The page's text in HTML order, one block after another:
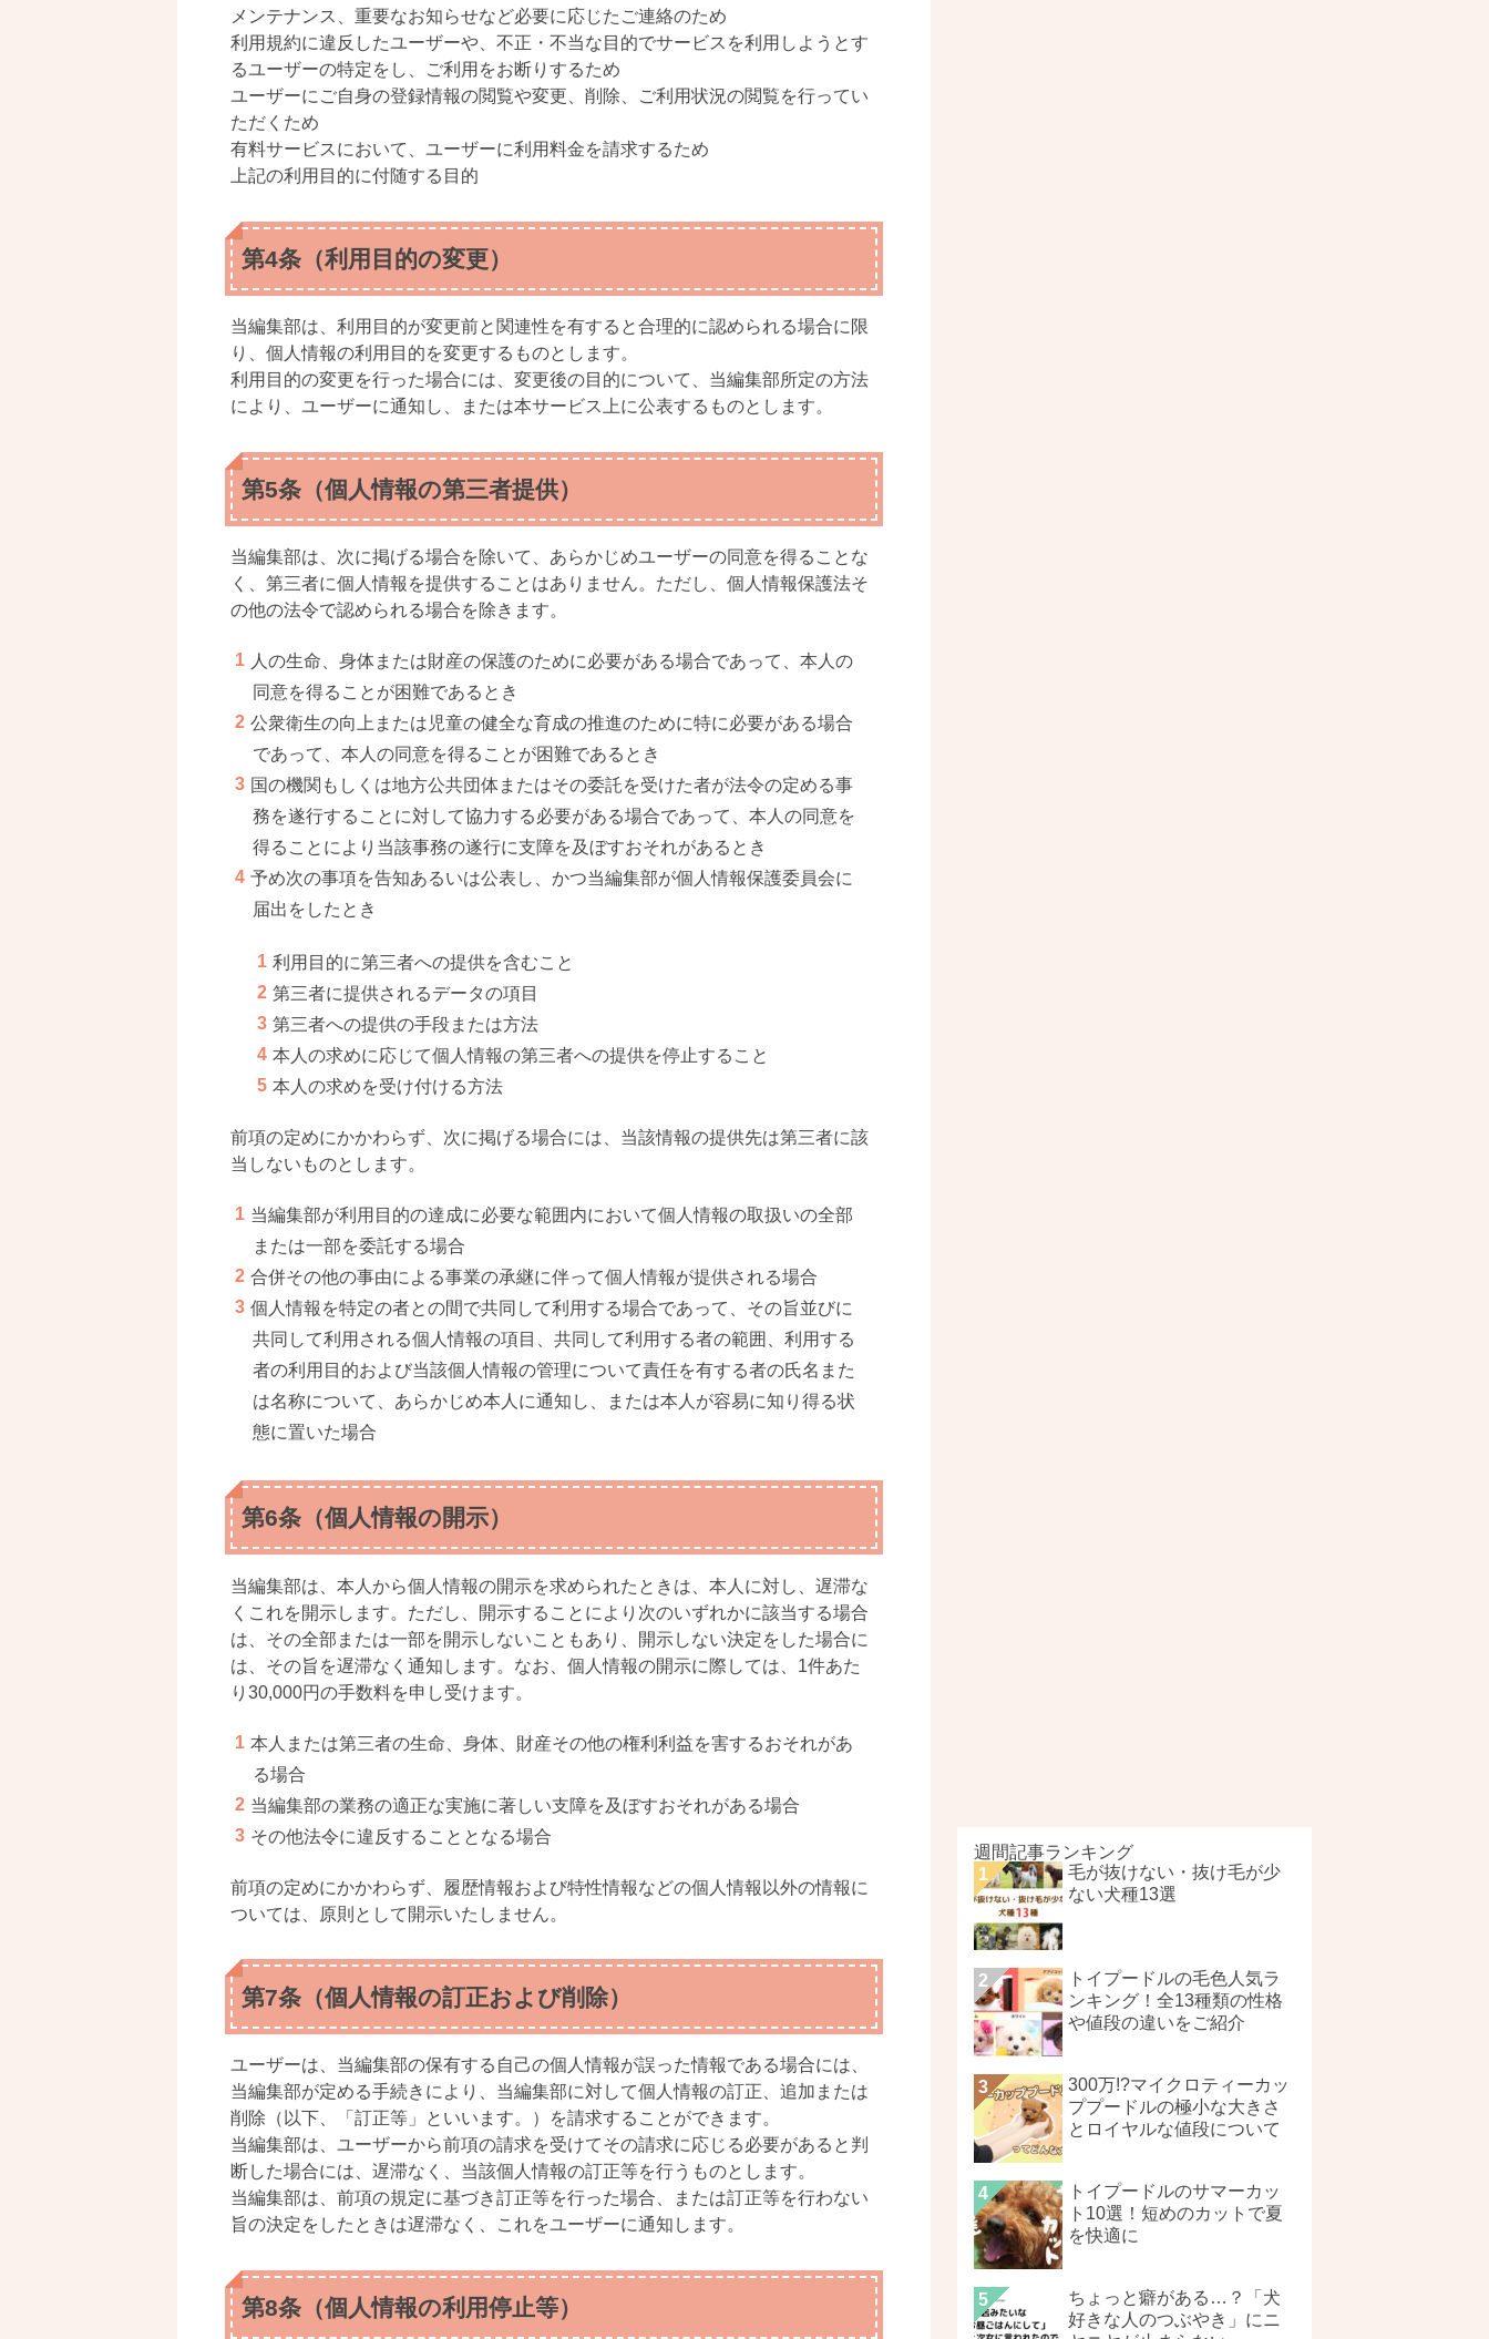
メンテナンス、重要なお知らせなど必要に応じたご連絡のため
利用規約に違反したユーザーや、不正・不当な目的でサービスを利用しようとす
るユーザーの特定をし、ご利用をお断りするため
ユーザーにご自身の登録情報の閲覧や変更、削除、ご利用状況の閲覧を行ってい
ただくため
有料サービスにおいて、ユーザーに利用料金を請求するため
上記の利用目的に付随する目的
第4条（利用目的の変更）
当編集部は、利用目的が変更前と関連性を有すると合理的に認められる場合に限
り、個人情報の利用目的を変更するものとします。
利用目的の変更を行った場合には、変更後の目的について、当編集部所定の方法
により、ユーザーに通知し、または本サービス上に公表するものとします。
第5条（個人情報の第三者提供）
当編集部は、次に掲げる場合を除いて、あらかじめユーザーの同意を得ることな
く、第三者に個人情報を提供することはありません。ただし、個人情報保護法そ
の他の法令で認められる場合を除きます。
人の生命、身体または財産の保護のために必要がある場合であって、本人の
同意を得ることが困難であるとき
公衆衛生の向上または児童の健全な育成の推進のために特に必要がある場合
であって、本人の同意を得ることが困難であるとき
国の機関もしくは地方公共団体またはその委託を受けた者が法令の定める事
務を遂行することに対して協力する必要がある場合であって、本人の同意を
得ることにより当該事務の遂行に支障を及ぼすおそれがあるとき
予め次の事項を告知あるいは公表し、かつ当編集部が個人情報保護委員会に
届出をしたとき
利用目的に第三者への提供を含むこと
第三者に提供されるデータの項目
第三者への提供の手段または方法
本人の求めに応じて個人情報の第三者への提供を停止すること
本人の求めを受け付ける方法
前項の定めにかかわらず、次に掲げる場合には、当該情報の提供先は第三者に該
当しないものとします。
当編集部が利用目的の達成に必要な範囲内において個人情報の取扱いの全部
または一部を委託する場合
合併その他の事由による事業の承継に伴って個人情報が提供される場合
個人情報を特定の者との間で共同して利用する場合であって、その旨並びに
共同して利用される個人情報の項目、共同して利用する者の範囲、利用する
者の利用目的および当該個人情報の管理について責任を有する者の氏名また
は名称について、あらかじめ本人に通知し、または本人が容易に知り得る状
態に置いた場合
第6条（個人情報の開示）
当編集部は、本人から個人情報の開示を求められたときは、本人に対し、遅滞な
くこれを開示します。ただし、開示することにより次のいずれかに該当する場合
は、その全部または一部を開示しないこともあり、開示しない決定をした場合に
は、その旨を遅滞なく通知します。なお、個人情報の開示に際しては、1件あた
り30,000円の手数料を申し受けます。
本人または第三者の生命、身体、財産その他の権利利益を害するおそれがあ
る場合
当編集部の業務の適正な実施に著しい支障を及ぼすおそれがある場合
その他法令に違反することとなる場合
前項の定めにかかわらず、履歴情報および特性情報などの個人情報以外の情報に
ついては、原則として開示いたしません。
第7条（個人情報の訂正および削除）
ユーザーは、当編集部の保有する自己の個人情報が誤った情報である場合には、
当編集部が定める手続きにより、当編集部に対して個人情報の訂正、追加または
削除（以下、「訂正等」といいます。）を請求することができます。
当編集部は、ユーザーから前項の請求を受けてその請求に応じる必要があると判
断した場合には、遅滞なく、当該個人情報の訂正等を行うものとします。
当編集部は、前項の規定に基づき訂正等を行った場合、または訂正等を行わない
旨の決定をしたときは遅滞なく、これをユーザーに通知します。
第8条（個人情報の利用停止等）
週間記事ランキング
毛が抜けない・抜け毛が少
ない犬種13選
トイプードルの毛色人気ラ
ンキング！全13種類の性格
や値段の違いをご紹介
300万!?マイクロティーカッ
ププードルの極小な大きさ
とロイヤルな値段について
トイプードルのサマーカッ
ト10選！短めのカットで夏
を快適に
ちょっと癖がある…？「犬
好きな人のつぶやき」にニ